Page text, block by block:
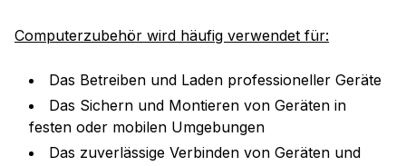
Computerzubehör wird häufig verwendet für:
Das Betreiben und Laden professioneller Geräte
Das Sichern und Montieren von Geräten in
festen oder mobilen Umgebungen
Das zuverlässige Verbinden von Geräten und